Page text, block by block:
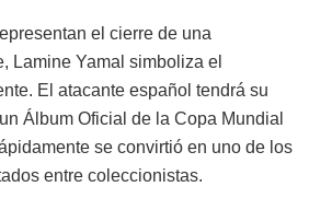
el cierre de una
Lamine Yamal simboliza el
El atacante español tendrá su
Álbum Oficial de la Copa Mundial
se convirtió en uno de los
entre coleccionistas.